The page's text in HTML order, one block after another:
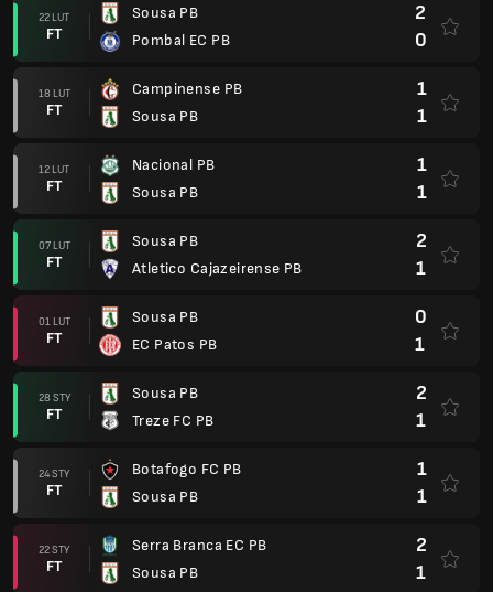
22 LUT
FT
Sousa PB
Pombal EC PB
2
0
18 LUT
FT
Campinense PB
Sousa PB
1
1
12 LUT
FT
Nacional PB
Sousa PB
1
1
07 LUT
FT
Sousa PB
Atletico Cajazeirense PB
2
1
01 LUT
FT
Sousa PB
EC Patos PB
0
1
28 STY
FT
Sousa PB
Treze FC PB
2
1
24 STY
FT
Botafogo FC PB
Sousa PB
1
1
22 STY
FT
Serra Branca EC PB
Sousa PB
2
1